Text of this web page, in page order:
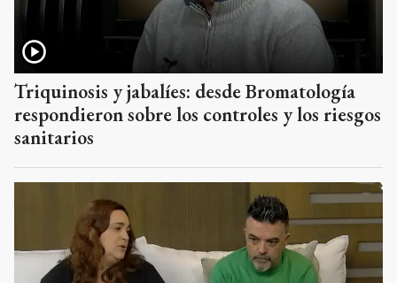
Triquinosis y jabalíes: desde Bromatología
respondieron sobre los controles y los riesgos
sanitarios